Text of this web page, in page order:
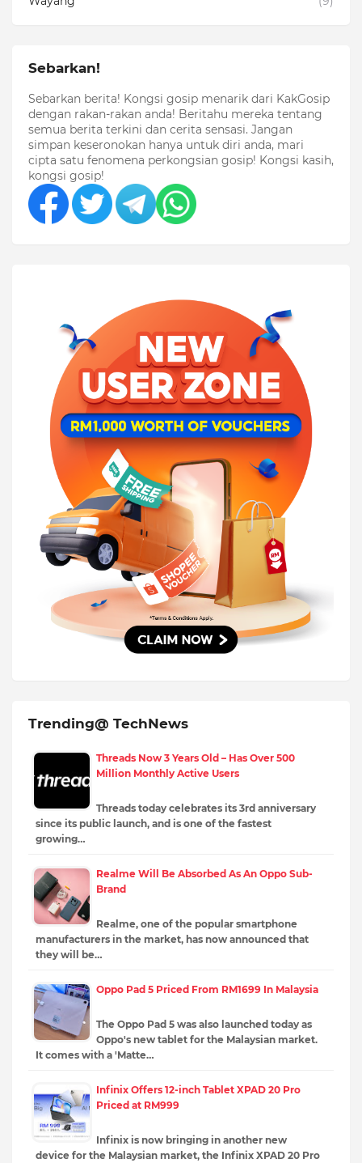
Sebarkan!
Sebarkan berita! Kongsi gosip menarik dari KakGosip
dengan rakan-rakan anda! Beritahu mereka tentang
semua berita terkini dan cerita sensasi. Jangan
simpan keseronokan hanya untuk diri anda, mari
cipta satu fenomena perkongsian gosip! Kongsi kasih,
kongsi gosip!
Trending@ TechNews
Threads Now 3 Years Old – Has Over 500
Million Monthly Active Users
Threads today celebrates its 3rd anniversary
since its public launch, and is one of the fastest
growing…
Realme Will Be Absorbed As An Oppo Sub-
Brand
Realme, one of the popular smartphone
manufacturers in the market, has now announced that
they will be…
Oppo Pad 5 Priced From RM1699 In Malaysia
The Oppo Pad 5 was also launched today as
Oppo's new tablet for the Malaysian market.
It comes with a 'Matte…
Infinix Offers 12-inch Tablet XPAD 20 Pro
Priced at RM999
Infinix is ​​now bringing in another new
device for the Malaysian market, the Infinix XPAD 20 Pro